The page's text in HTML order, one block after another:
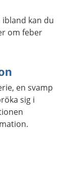
ibland kan du
om feber
en svamp
sig i